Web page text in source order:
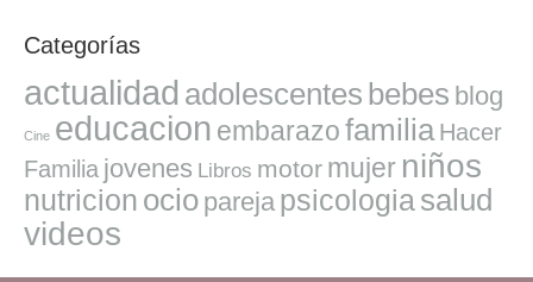
Categorías
actualidad adolescentes bebes blog
Cine educacion embarazofamilia Hacer
Familia jovenes Libros motor mujer niños
nutricion ocio pareja psicologiasalud
videos